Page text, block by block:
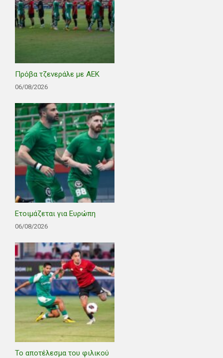
Πρόβα τζενεράλε με ΑΕΚ
06/08/2026
Ετοιμάζεται για Ευρώπη
06/08/2026
Το αποτέλεσμα του φιλικού